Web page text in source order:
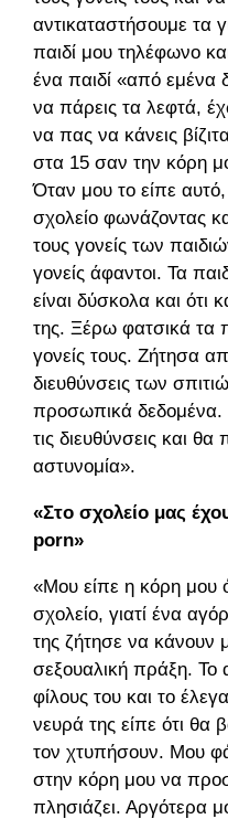
αντικαταστήσουμε τα
παιδί μου τηλέφωνο
ένα παιδί «από εμένα
να πάρεις τα λεφτά,
να πας να κάνεις
στα 15 σαν την κόρη
Όταν μου το είπε
σχολείο φωνάζοντας
τους γονείς των
γονείς άφαντοι. Τα
είναι δύσκολα και ότι
της. Ξέρω φατσικά τα
γονείς τους. Ζήτησα
διευθύνσεις των
προσωπικά δεδομένα.
τις διευθύνσεις και
αστυνομία».
«Στο σχολείο μας
porn»
«Μου είπε η κόρη μου
σχολείο, γιατί ένα
της ζήτησε να κάνουν
σεξουαλική πράξη. Το
φίλους του και το
νευρά της είπε ότι θα
τον χτυπήσουν. Μου
στην κόρη μου να
πλησιάζει. Αργότερα